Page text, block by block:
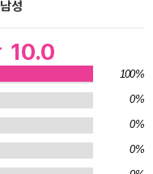
남성
10.0
100%
0%
0%
0%